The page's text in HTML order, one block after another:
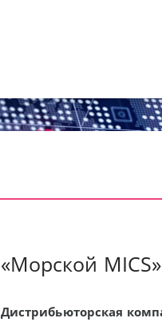
«Морской
Дистрибьюторская